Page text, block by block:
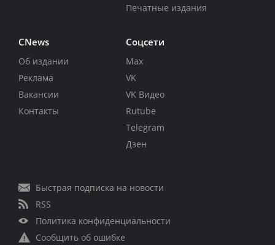
Печатные издания
CNews
Об издании
Реклама
Вакансии
Контакты
Соцсети
Max
VK
VK Видео
Rutube
Telegram
Дзен
Быстрая подписка на новости
RSS
Политика конфиденциальности
Сообщить об ошибке